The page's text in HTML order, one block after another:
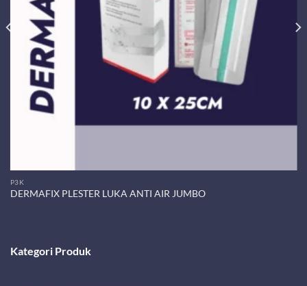
P3K
DERMAFIX PLESTER LUKA ANTI AIR JUMBO
Kategori Produk